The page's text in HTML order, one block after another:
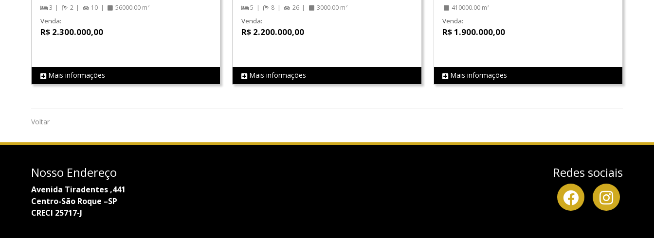
REF LS0906
3 2 10 56000.00 m²
Venda:
R$ 2.300.000,00
Mais informações REF LS0369
5 8 26 3000.00 m²
Venda:
R$ 2.200.000,00
Mais informações REF LS0290
410000.00 m²
Venda:
R$ 1.900.000,00
Mais informações
Voltar
Nosso Endereço
Avenida Tiradentes ,441
Centro-São Roque –SP
CRECI 25717-J
Redes sociais